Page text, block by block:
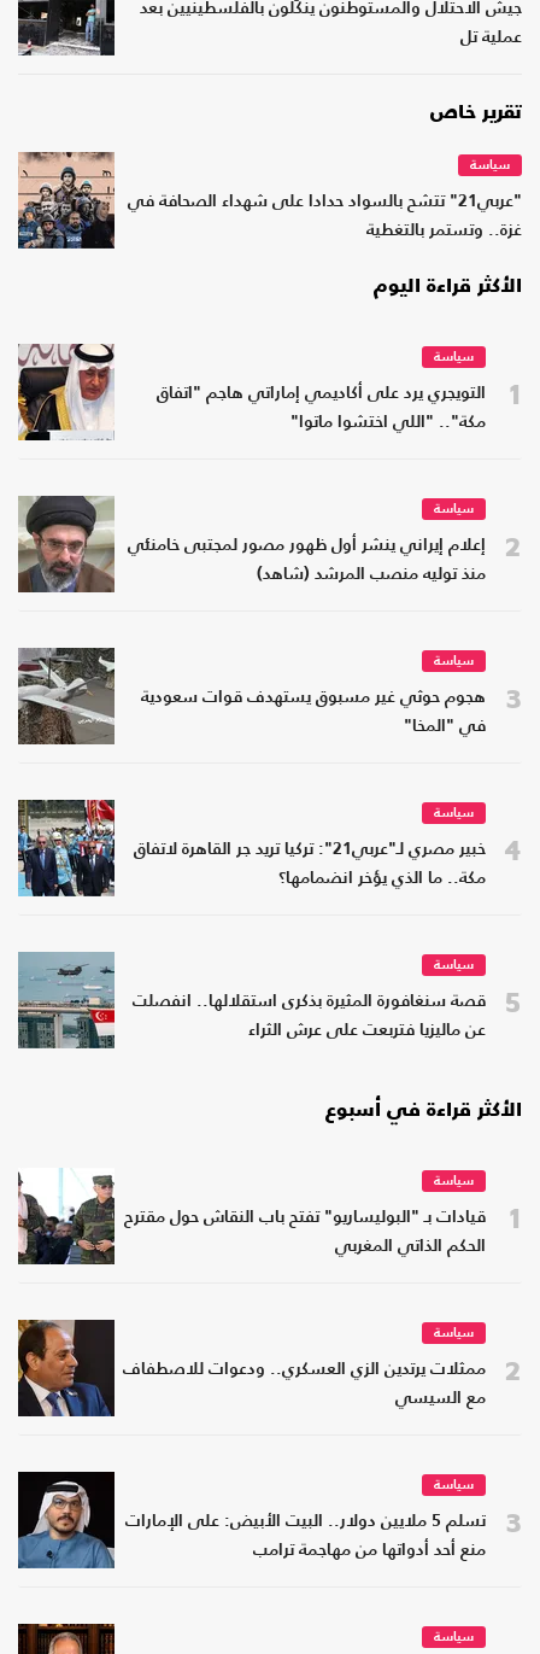
جيش الاحتلال والمستوطنون ينكّلون بالفلسطينيين بعد
عملية تل
تقرير خاص
سياسة
"عربي21" تتشح بالسواد حدادا على شهداء الصحافة في
غزة.. وتستمر بالتغطية
الأكثر قراءة اليوم
1
سياسة
التويجري يرد على أكاديمي إماراتي هاجم "اتفاق
مكة".. "اللي اختشوا ماتوا"
2
سياسة
إعلام إيراني ينشر أول ظهور مصور لمجتبى خامنئي
منذ توليه منصب المرشد (شاهد)
3
سياسة
هجوم حوثي غير مسبوق يستهدف قوات سعودية
في "المخا"
4
سياسة
خبير مصري لـ"عربي21": تركيا تريد جر القاهرة لاتفاق
مكة.. ما الذي يؤخر انضمامها؟
5
سياسة
قصة سنغافورة المثيرة بذكرى استقلالها.. انفصلت
عن ماليزيا فتربعت على عرش الثراء
الأكثر قراءة في أسبوع
1
سياسة
قيادات بـ "البوليساريو" تفتح باب النقاش حول مقترح
الحكم الذاتي المغربي
2
سياسة
ممثلات يرتدين الزي العسكري.. ودعوات للاصطفاف
مع السيسي
3
سياسة
تسلم 5 ملايين دولار.. البيت الأبيض: على الإمارات
منع أحد أدواتها من مهاجمة ترامب
سياسة